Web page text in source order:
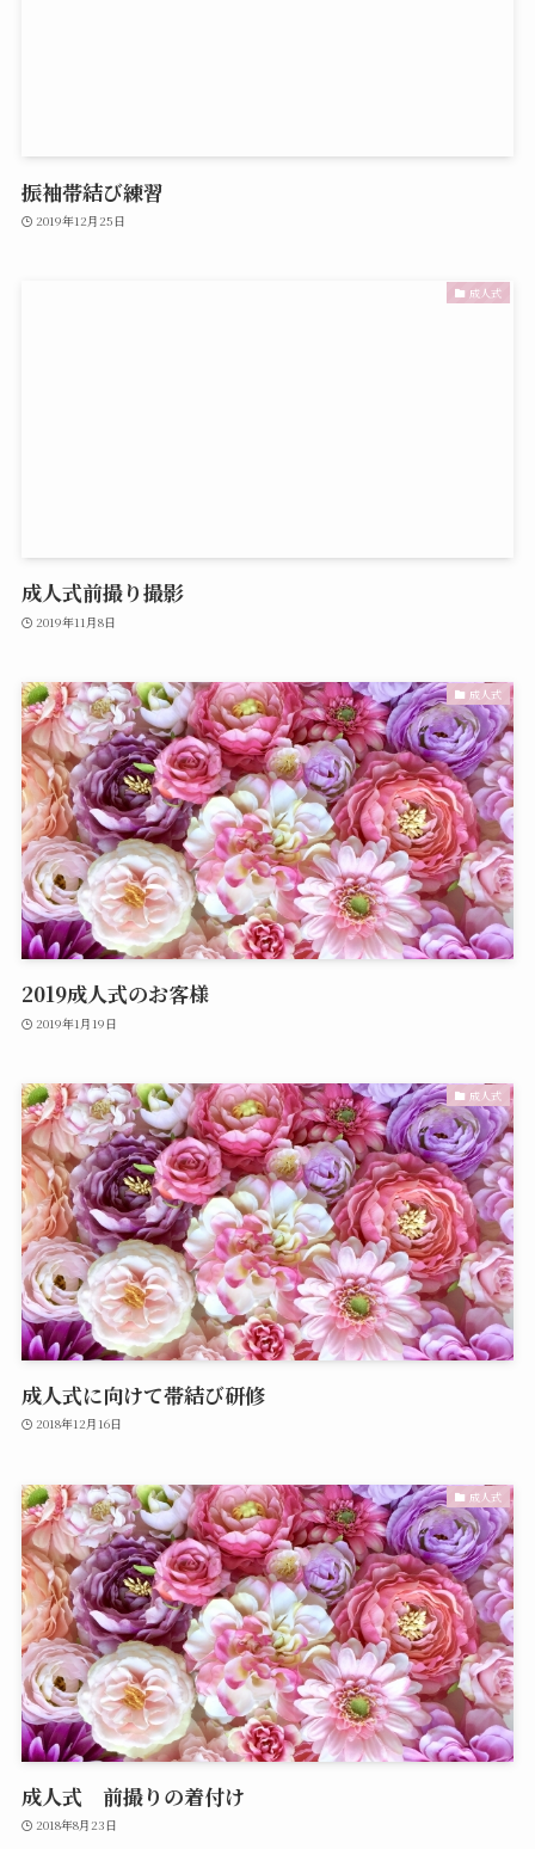
振袖帯結び練習
2019年12月25日
成人式
成人式前撮り撮影
2019年11月8日
成人式
2019成人式のお客様
2019年1月19日
成人式
成人式に向けて帯結び研修
2018年12月16日
成人式
成人式 前撮りの着付け
2018年8月23日